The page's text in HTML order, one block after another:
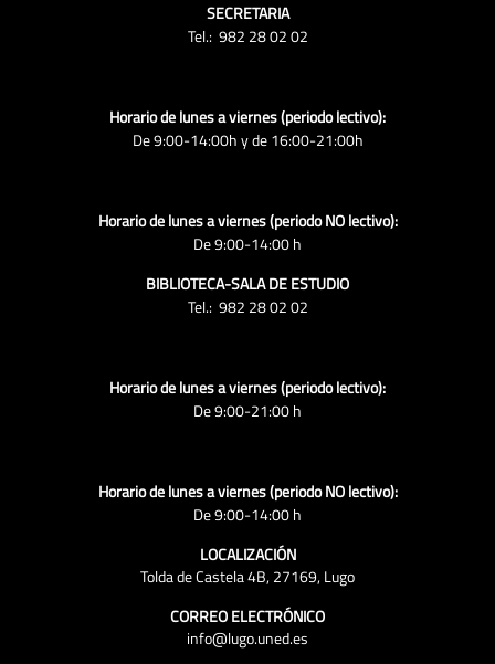
SECRETARIA
Tel.: 982 28 02 02
Horario de lunes a viernes (periodo lectivo):
De 9:00-14:00h y de 16:00-21:00h
Horario de lunes a viernes (periodo NO lectivo):
De 9:00-14:00 h
BIBLIOTECA-SALA DE ESTUDIO
Tel.: 982 28 02 02
Horario de lunes a viernes (periodo lectivo):
De 9:00-21:00 h
Horario de lunes a viernes (periodo NO lectivo):
De 9:00-14:00 h
LOCALIZACIÓN
Tolda de Castela 4B, 27169, Lugo
CORREO ELECTRÓNICO
info@lugo.uned.es